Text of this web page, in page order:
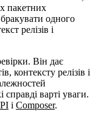
пакетних
одного
релізів і
Він дає
контексту релізів і
варті уваги.
і Composer.